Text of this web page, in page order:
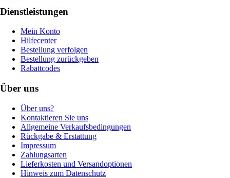
Dienstleistungen
Mein Konto
Hilfecenter
Bestellung verfolgen
Bestellung zurückgeben
Rabattcodes
Über uns
Über uns?
Kontaktieren Sie uns
Allgemeine Verkaufsbedingungen
Rückgabe & Erstattung
Impressum
Zahlungsarten
Lieferkosten und Versandoptionen
Hinweis zum Datenschutz